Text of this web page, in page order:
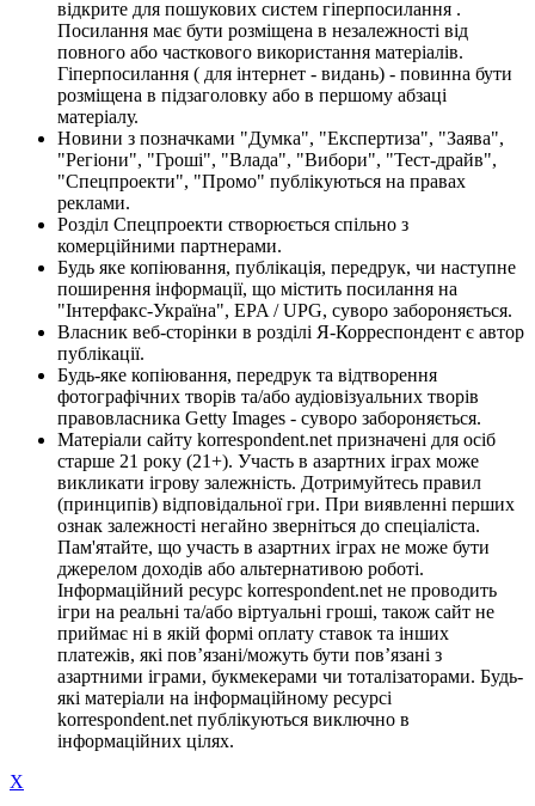
відкрите для пошукових систем гіперпосилання .
Посилання має бути розміщена в незалежності від
повного або часткового використання матеріалів.
Гіперпосилання ( для інтернет - видань) - повинна бути
розміщена в підзаголовку або в першому абзаці
матеріалу.
Новини з позначками "Думка", "Експертиза", "Заява",
"Регіони", "Гроші", "Влада", "Вибори", "Тест-драйв",
"Спецпроекти", "Промо" публікуються на правах
реклами.
Розділ Спецпроекти створюється спільно з
комерційними партнерами.
Будь яке копіювання, публікація, передрук, чи наступне
поширення інформації, що містить посилання на
"Інтерфакс-Україна", EPA / UPG, суворо забороняється.
Власник веб-сторінки в розділі Я-Корреспондент є автор
публікації.
Будь-яке копіювання, передрук та відтворення
фотографічних творів та/або аудіовізуальних творів
правовласника Getty Images - суворо забороняється.
Матеріали сайту korrespondent.net призначені для осіб
старше 21 року (21+). Участь в азартних іграх може
викликати ігрову залежність. Дотримуйтесь правил
(принципів) відповідальної гри. При виявленні перших
ознак залежності негайно зверніться до спеціаліста.
Пам'ятайте, що участь в азартних іграх не може бути
джерелом доходів або альтернативою роботі.
Інформаційний ресурс korrespondent.net не проводить
ігри на реальні та/або віртуальні гроші, також сайт не
приймає ні в якій формі оплату ставок та інших
платежів, які пов’язані/можуть бути пов’язані з
азартними іграми, букмекерами чи тоталізаторами. Будь-
які матеріали на інформаційному ресурсі
korrespondent.net публікуються виключно в
інформаційних цілях.
X